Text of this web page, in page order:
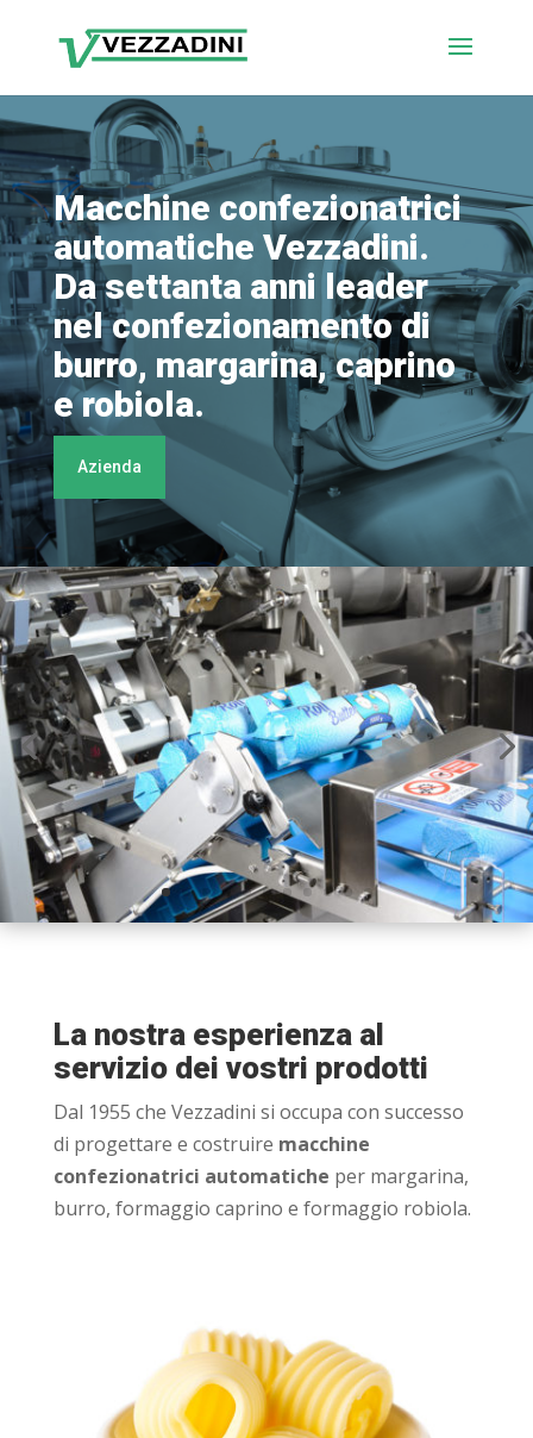
Macchine confezionatrici
automatiche Vezzadini.
Da settanta anni leader
nel confezionamento di
burro, margarina, caprino
e robiola.
Azienda
La nostra esperienza al
servizio dei vostri prodotti
Dal 1955 che Vezzadini si occupa con successo
di progettare e costruire macchine
confezionatrici automatiche per margarina,
burro, formaggio caprino e formaggio robiola.